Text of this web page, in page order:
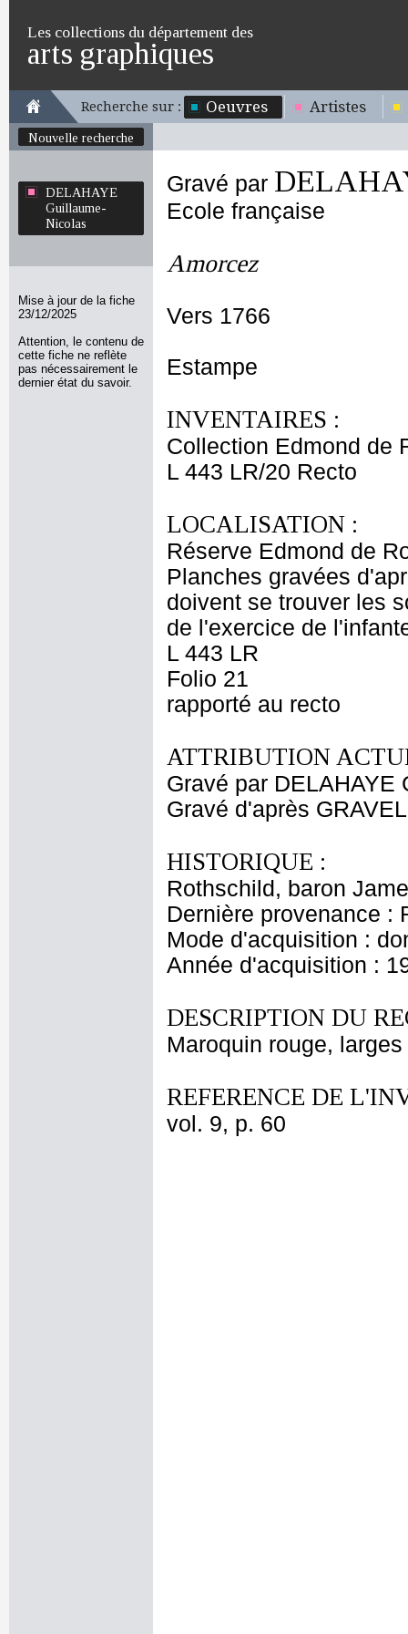
Les collections du département des
arts graphiques
Recherche sur : Oeuvres Artistes
Nouvelle recherche
DELAHAYE
Guillaume-
Nicolas
Mise à jour de la fiche
23/12/2025
Attention, le contenu de
cette fiche ne reflète
pas nécessairement le
dernier état du savoir.
Gravé par
Ecole française
Amorcez
Vers 1766
Estampe
INVENTAIRES :
Collection Edmond de
L 443 LR/20 Recto
LOCALISATION :
Réserve Edmond de
Planches gravées
doivent se trouver les
de l'exercice de
L 443 LR
Folio 21
rapporté au recto
ATTRIBUTION
Gravé par DELAHAYE
Gravé d'après
HISTORIQUE :
Rothschild, baron
Dernière provenance :
Mode d'acquisition :
Année d'acquisition :
DESCRIPTION DU
Maroquin rouge,
REFERENCE DE
vol. 9, p. 60